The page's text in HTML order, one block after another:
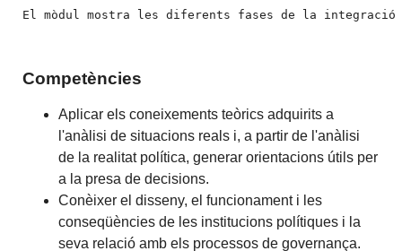
El mòdul mostra les diferents fases de la
Competències
Aplicar els coneixements teòrics adquirits a
l'anàlisi de situacions reals i, a partir de l'anàlisi
de la realitat política, generar orientacions útils per
a la presa de decisions.
Conèixer el disseny, el funcionament i les
conseqüències de les institucions polítiques i la
seva relació amb els processos de governança.